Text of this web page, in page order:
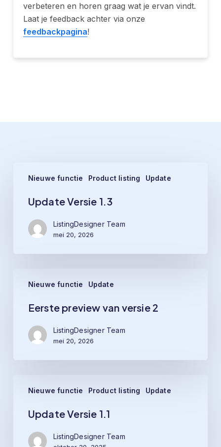
verbeteren en horen graag wat je ervan vindt.
Laat je feedback achter via onze
feedbackpagina!
Nieuwe functie Product listing Update
Versie
Update Versie 1.3
ListingDesigner Team
mei 20, 2026
Nieuwe functie Update
preview
versieEerste preview van versie 2
ListingDesigner Team
mei 20, 2026
Nieuwe functie Product listing Update
Versie
Update Versie 1.1
ListingDesigner Team